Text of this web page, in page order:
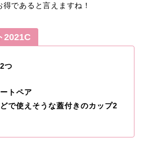
であると言えますね！
2021C
つ
トペア
で使えそうな蓋付きのカップ2